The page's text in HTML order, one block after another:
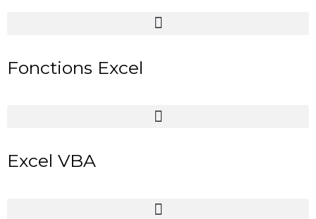
Fonctions Excel
Excel VBA